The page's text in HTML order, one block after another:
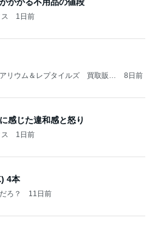
かかる不用品の値段
1日前
リウム＆レプタイルズ 買取販売
8日前
感じた違和感と怒り
1日前
4本
ろ？ 11日前